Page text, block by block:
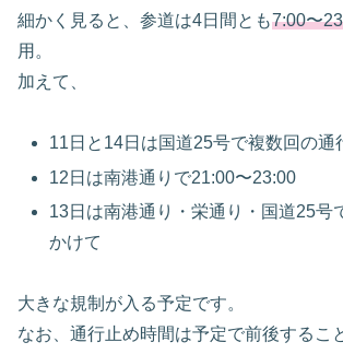
細かく見ると、参道は4日間とも7:00〜
用。
加えて、
11日と14日は国道25号で複数回の通
12日は南港通りで21:00〜23:00
13日は南港通り・栄通り・国道25号
かけて
大きな規制が入る予定です。
なお、通行止め時間は予定で前後するこ